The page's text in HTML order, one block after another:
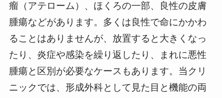
瘤（アテローム）、ほくろの一部、良性の皮膚
腫瘍などがあります。多くは良性で命にかかわ
ることはありませんが、放置すると大きくなっ
たり、炎症や感染を繰り返したり、まれに悪性
腫瘍と区別が必要なケースもあります。当クリ
ニックでは、形成外科として見た目と機能の両